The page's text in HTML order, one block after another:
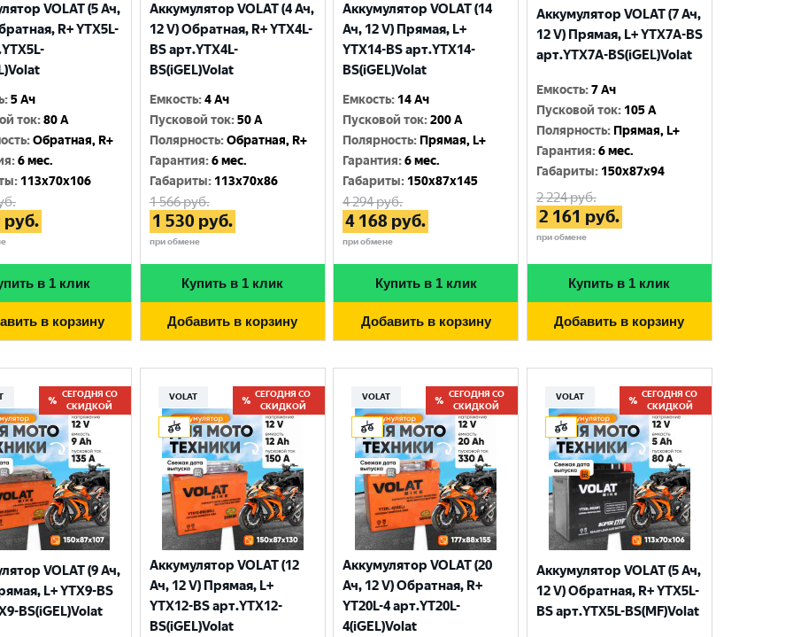
VOLAT (5 Ач,
R+ YTX5L-
:5 Ач
ток:80 A
:Обратная, R+
:6 мес.
: 113x70x106
руб.
в 1 клик
в корзину
Аккумулятор VOLAT (4 Ач,
12 V) Обратная, R+ YTX4L-
BS арт.YTX4L-
BS(iGEL)Volat
Емкость:4 Ач
Пусковой ток:50 A
Полярность:Обратная, R+
Гарантия:6 мес.
Габариты: 113x70x86
1 566руб.
1 530 руб.
при обмене
Купить в 1 клик
Добавить в корзину
Аккумулятор VOLAT (14
Ач, 12 V) Прямая, L+
YTX14-BS арт.YTX14-
BS(iGEL)Volat
Емкость: 14 Ач
Пусковой ток:200 A
Полярность: Прямая, L+
Гарантия:6 мес.
Габариты: 150x87x145
4 294руб.
4 168 руб.
при обмене
Купить в 1 клик
Добавить в корзину
Аккумулятор VOLAT (7 Ач,
12 V) Прямая, L+ YTX7A-BS
арт.YTX7A-BS(iGEL)Volat
Емкость:7 Ач
Пусковой ток: 105 A
Полярность: Прямая, L+
Гарантия:6 мес.
Габариты: 150x87x94
2 224руб.
2 161 руб.
при обмене
Купить в 1 клик
Добавить в корзину
СЕГОДНЯ СО
СКИДКОЙ
VOLAT (9 Ач,
L+ YTX9-BS
BS(iGEL)Volat
VOLAT
СЕГОДНЯ СО
СКИДКОЙ
Аккумулятор VOLAT (12
Ач, 12 V) Прямая, L+
YTX12-BS арт.YTX12-
BS(iGEL)Volat
VOLAT
СЕГОДНЯ СО
СКИДКОЙ
Аккумулятор VOLAT (20
Ач, 12 V) Обратная, R+
YT20L-4 арт.YT20L-
4(iGEL)Volat
VOLAT
СЕГОДНЯ СО
СКИДКОЙ
Аккумулятор VOLAT (5 Ач,
12 V) Обратная, R+ YTX5L-
BS арт.YTX5L-BS(MF)Volat
Выберите ваш город
Великий Новгород
Москва
Санкт-Петербург
Смоленск